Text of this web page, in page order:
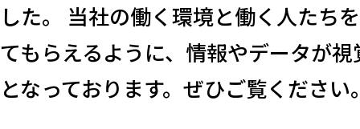
した。 当社の働く環境と働く人たち
てもらえるように、情報やデータが
となっております。ぜひご覧くださ